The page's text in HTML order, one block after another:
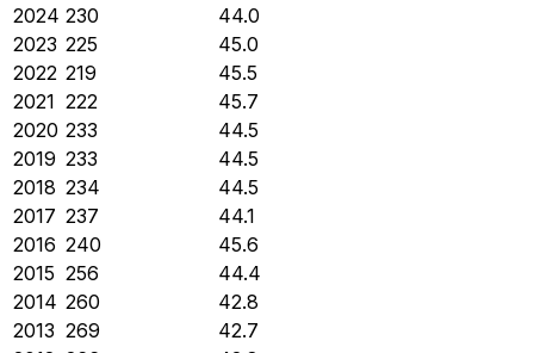
2024 230
44.0
2023 225
45.0
2022 219
45.5
2021 222
45.7
2020 233
44.5
2019 233
44.5
2018 234
44.5
2017 237
44.1
2016 240
45.6
2015 256
44.4
2014 260
42.8
2013 269
42.7